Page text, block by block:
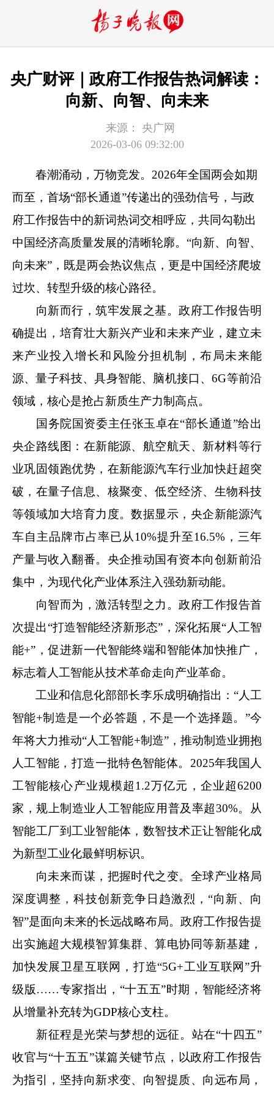
央广财评｜政府工作报告热词解读：
向新、向智、向未来
来源：
央广网
2026-03-06 09:32:00
春潮涌动，万物竞发。2026年全国两会如期
而至，首场“部长通道”传递出的强劲信号，与政
府工作报告中的新词热词交相呼应，共同勾勒出
中国经济高质量发展的清晰轮廓。“向新、向智、
向未来”，既是两会热议焦点，更是中国经济爬坡
过坎、转型升级的核心路径。
向新而行，筑牢发展之基。政府工作报告明
确提出，培育壮大新兴产业和未来产业，建立未
来产业投入增长和风险分担机制，布局未来能
源、量子科技、具身智能、脑机接口、6G等前沿
领域，核心是抢占新质生产力制高点。
国务院国资委主任张玉卓在“部长通道”给出
央企路线图：在新能源、航空航天、新材料等行
业巩固领跑优势，在新能源汽车行业加快赶超突
破，在量子信息、核聚变、低空经济、生物科技
等领域加大培育力度。数据显示，央企新能源汽
车自主品牌市占率已从10%提升至16.5%，三年
产量与收入翻番。央企推动国有资本向创新前沿
集中，为现代化产业体系注入强劲新动能。
向智而为，激活转型之力。政府工作报告首
次提出“打造智能经济新形态”，深化拓展“人工智
能+”，促进新一代智能终端和智能体加快推广，
标志着人工智能从技术革命走向产业革命。
工业和信息化部部长李乐成明确指出：“人工
智能+制造是一个必答题，不是一个选择题。”今
年将大力推动“人工智能+制造”，推动制造业拥抱
人工智能，打造一批特色智能体。2025年我国人
工智能核心产业规模超1.2万亿元，企业超6200
家，规上制造业人工智能应用普及率超30%。从
智能工厂到工业智能体，数智技术正让智能化成
为新型工业化最鲜明标识。
向未来而谋，把握时代之变。全球产业格局
深度调整，科技创新竞争日趋激烈，“向新、向
智”是面向未来的长远战略布局。政府工作报告提
出实施超大规模智算集群、算电协同等新基建，
加快发展卫星互联网，打造“5G+工业互联网”升
级版……专家指出，“十五五”时期，智能经济将
从增量补充转为GDP核心支柱。
新征程是光荣与梦想的远征。站在“十四五”
收官与“十五五”谋篇关键节点，以政府工作报告
为指引，坚持向新求变、向智提质、向远布局，